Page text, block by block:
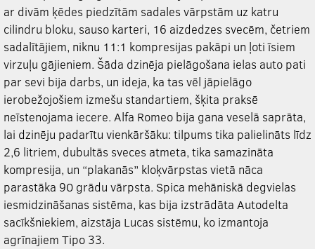
ar divām ķēdes piedzītām sadales vārpstām uz katru
cilindru bloku, sauso karteri, 16 aizdedzes svecēm, četriem
sadalītājiem, niknu 11:1 kompresijas pakāpi un ļoti īsiem
virzuļu gājieniem. Šāda dzinēja pielāgošana ielas auto pati
par sevi bija darbs, un ideja, ka tas vēl jāpielāgo
ierobežojošiem izmešu standartiem, šķita praksē
neīstenojama iecere. Alfa Romeo bija gana veselā saprāta,
lai dzinēju padarītu vienkāršāku: tilpums tika palielināts līdz
2,6 litriem, dubultās sveces atmeta, tika samazināta
kompresija, un “plakanās” kloķvārpstas vietā nāca
parastāka 90 grādu vārpsta. Spica mehāniskā degvielas
iesmidzināšanas sistēma, kas bija izstrādāta Autodelta
sacīkšniekiem, aizstāja Lucas sistēmu, ko izmantoja
agrīnajiem Tipo 33.